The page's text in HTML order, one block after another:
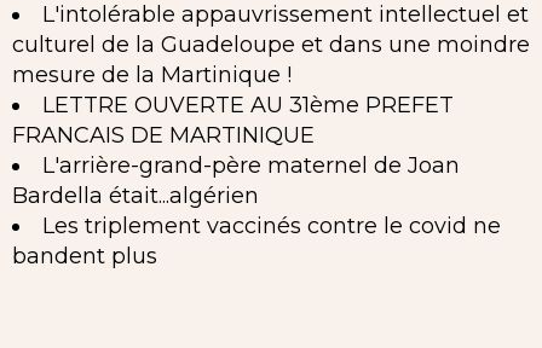
L'intolérable appauvrissement intellectuel et
culturel de la Guadeloupe et dans une moindre
mesure de la Martinique !
LETTRE OUVERTE AU 31ème PREFET
FRANCAIS DE MARTINIQUE
L'arrière-grand-père maternel de Joan
Bardella était...algérien
Les triplement vaccinés contre le covid ne
bandent plus